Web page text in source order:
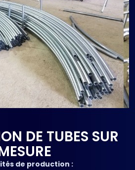
un Devis Gratuit
DE TUBES SUR
de production :